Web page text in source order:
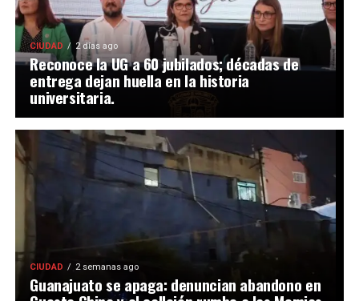
CIUDAD 2 días ago
Reconoce la UG a 60 jubilados; décadas de
entrega dejan huella en la historia
universitaria.
CIUDAD 2 semanas ago
Guanajuato se apaga: denuncian abandono en